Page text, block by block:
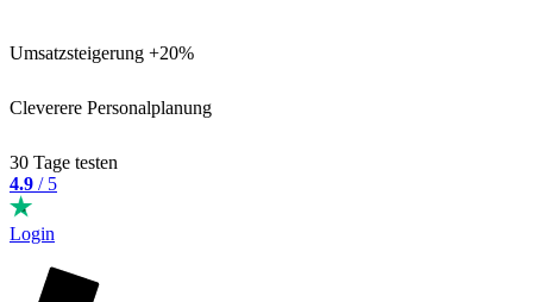
Umsatzsteigerung +20%
Cleverere Personalplanung
30 Tage testen
4.9 / 5
Login